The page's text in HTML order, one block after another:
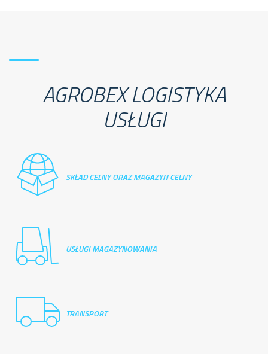
AGROBEX LOGISTYKA
USŁUGI
SKŁAD CELNY ORAZ MAGAZYN CELNY
USŁUGI MAGAZYNOWANIA
TRANSPORT